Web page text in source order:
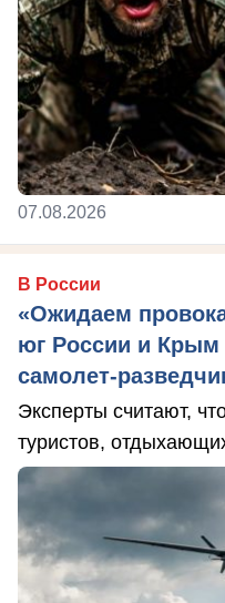
07.08.2026
В России
«Ожидаем
юг России и
самолет-
Эксперты считают,
туристов,